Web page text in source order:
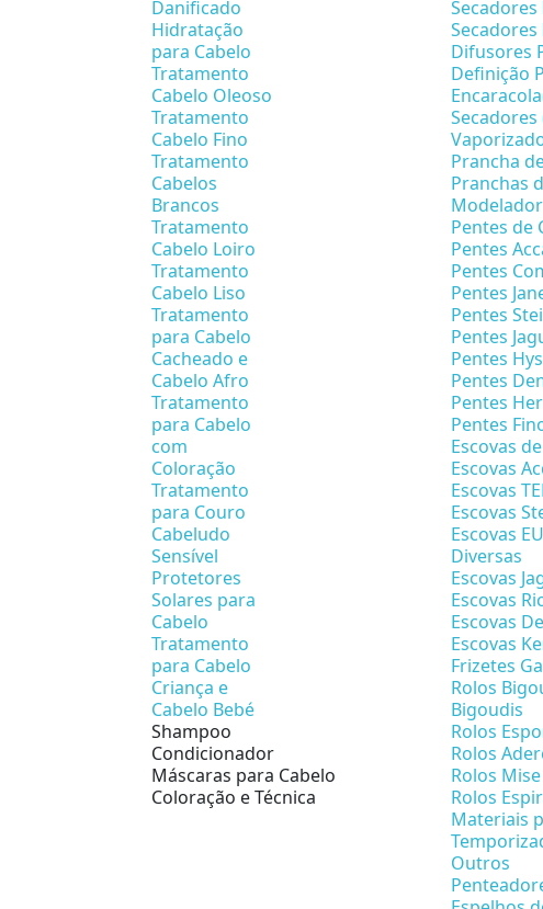
Danificado
Hidratação
para Cabelo
Tratamento
Cabelo Oleoso
Tratamento
Cabelo Fino
Tratamento
Cabelos
Brancos
Tratamento
Cabelo Loiro
Tratamento
Cabelo Liso
Tratamento
para Cabelo
Cacheado e
Cabelo Afro
Tratamento
para Cabelo
com
Coloração
Tratamento
para Couro
Cabeludo
Sensível
Protetores
Solares para
Cabelo
Tratamento
para Cabelo
Criança e
Cabelo Bebé
Shampoo
Condicionador
Máscaras para Cabelo
Coloração e Técnica
Difusores
Definição
Secadores
Prancha
Pranchas
Pentes de
Pentes
Pentes
Pentes
Pentes
Pentes
Pentes
Pentes
Pentes
Pentes
Escovas
Escovas
Escovas
Escovas
Escovas
Diversas
Escovas
Escovas
Escovas
Escovas
Frizetes
Rolos
Bigoudis
Rolos
Rolos
Rolos Mise
Rolos
Materiais
Outros